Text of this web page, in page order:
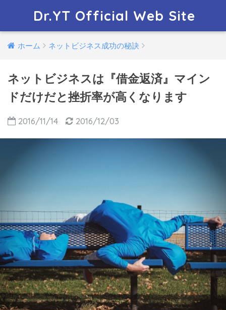
Dr.YT Official Web Site
ホーム ネットビジネス成功の秘訣
ネットビジネスは『借金返済』マイン
ドだけだと挫折率が高くなります
2016/11/14 2016/12/03